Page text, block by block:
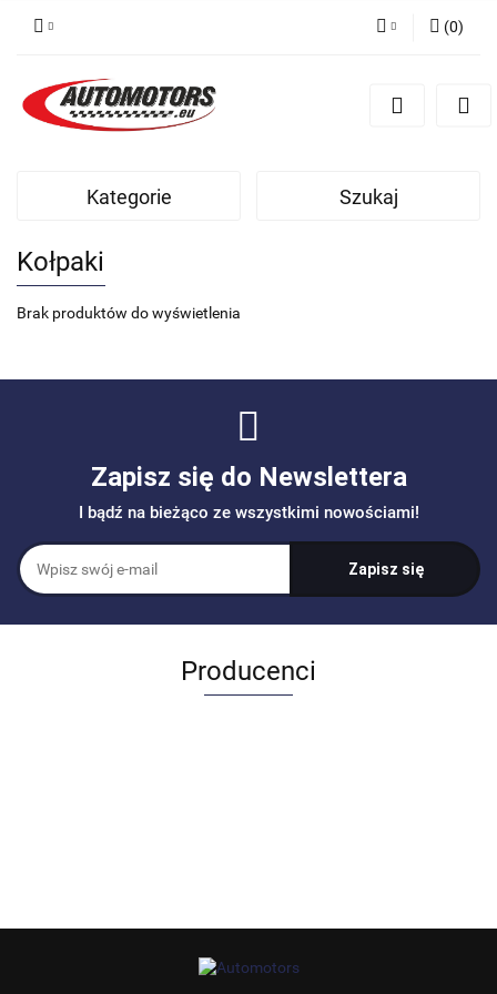
Zarejestruj się
(0)
Kategorie Szukaj
Kołpaki
Brak produktów do wyświetlenia
Zapisz się do Newslettera
I bądź na bieżąco ze wszystkimi nowościami!
Producenci